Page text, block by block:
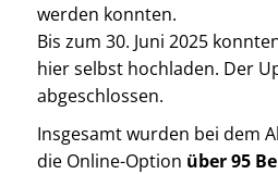
werden konnten.
Bis zum 30. Juni 2025
hier selbst hochladen. Der
abgeschlossen.
Insgesamt wurden bei dem
die Online-Option über 95